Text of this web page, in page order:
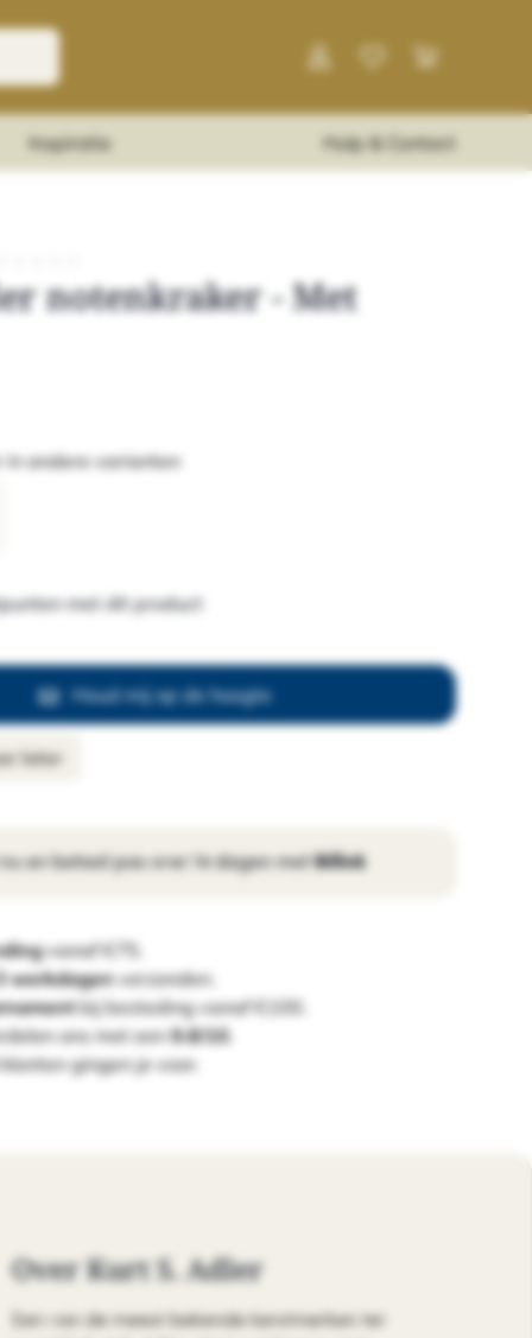
Inspiratie Hulp & Contact
notenkraker - Met
in andere varianten
met dit product
Houd mij op de hoogte
later
nu en betaal pas over 14 dagen met Billink
vanaf €75.
werkdagenverzonden.
bij besteding vanaf €100.
ons met een9.8/10
gingen je voor.
Over Kurt S. Adler
Een van de meest bekende kerstmerken ter